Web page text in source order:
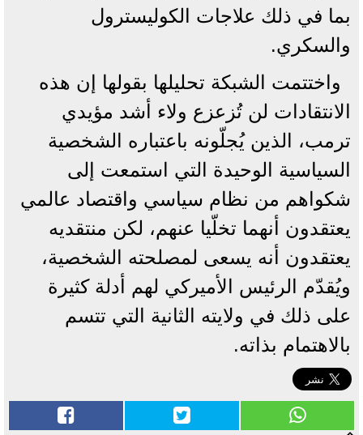
بما في ذلك علاجات الكوليسترول
والسكري.
واختتمت الشبكة تحليلها بقولها إن هذه
الانتقادات لن تُزعزع ولاء أشد مؤيدي
ترمب، الذين يُجلّونه باعتباره الشخصية
السياسية الوحيدة التي استمعت إلى
شكواهم من نظام سياسي واقتصاد عالمي
يعتقدون أنهما تخلّيا عنهم، لكن منتقديه
يعتقدون أنه يسعى لمصلحته الشخصية،
ويُقدّم الرئيس الأميركي لهم أدلة كثيرة
على ذلك في ولايته الثانية التي تتسم
بالاهتمام بذاته.